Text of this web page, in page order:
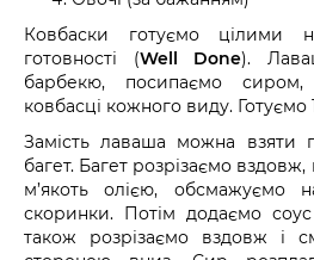
Ковбаски готуємо цілими
готовності (Well Done).
барбекю, посипаємо
ковбасці кожного виду. Готуємо
Замість лаваша можна взяти
багет. Багет розрізаємо
м’якоть олією, обсмажуємо
скоринки. Потім додаємо
також розрізаємо вздовж і